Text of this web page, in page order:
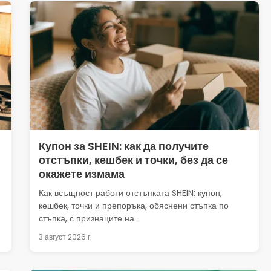
Купон за SHEIN: как да получите
отстъпки, кешбек и точки, без да се
окажете измама
Как всъщност работи отстъпката SHEIN: купон,
кешбек, точки и препоръка, обяснени стъпка по
стъпка, с признаците на...
3 август 2026 г.